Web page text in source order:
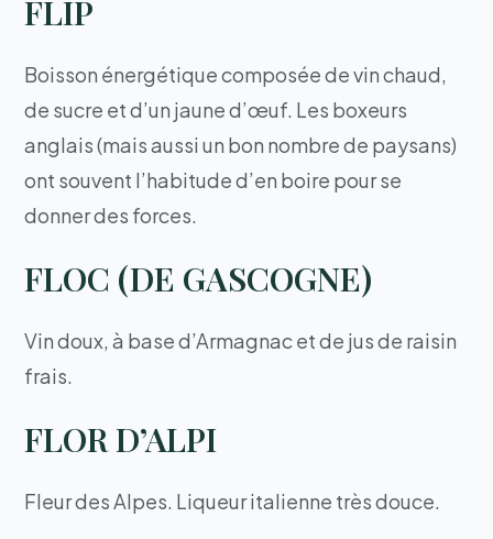
FLIP
Boisson énergétique composée de vin chaud,
de sucre et d’un jaune d’œuf. Les boxeurs
anglais (mais aussi un bon nombre de paysans)
ont souvent l’habitude d’en boire pour se
donner des forces.
FLOC (DE GASCOGNE)
Vin doux, à base d’Armagnac et de jus de raisin
frais.
FLOR D’ALPI
Fleur des Alpes. Liqueur italienne très douce.